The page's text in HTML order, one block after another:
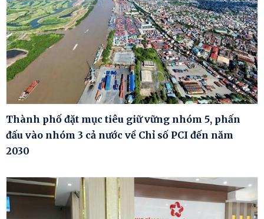
Thành phố đặt mục tiêu giữ vững nhóm 5, phấn
đấu vào nhóm 3 cả nước về Chỉ số PCI đến năm
2030